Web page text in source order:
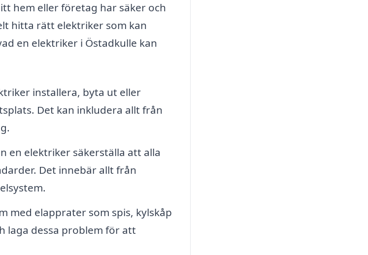
hem eller företag har säker och
hitta rätt elektriker som kan
en elektriker i Östadkulle kan
installera, byta ut eller
Det kan inkludera allt från
en elektriker säkerställa att alla
Det innebär allt från
med elapprater som spis, kylskåp
laga dessa problem för att